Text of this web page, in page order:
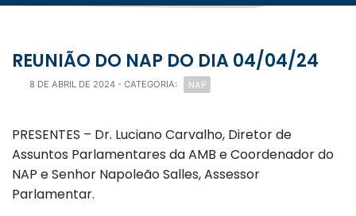
REUNIÃO DO NAP DO DIA 04/04/24
8 DE ABRIL DE 2024 - CATEGORIA: NAP
PRESENTES – Dr. Luciano Carvalho, Diretor de
Assuntos Parlamentares da AMB e Coordenador do
NAP e Senhor Napoleão Salles, Assessor
Parlamentar.